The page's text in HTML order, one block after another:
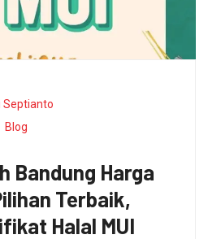
Septianto
Blog
Bandung Harga
Terbaik,
Halal MUI